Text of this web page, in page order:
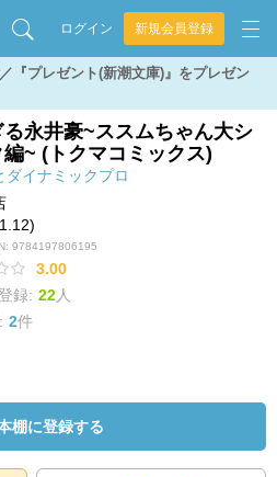
ログイン 新規会員登録
『プレゼント(新潮文庫)』をプレゼン
永井豪~ススムちゃん大シ
編~ (トクマコミックス)
ダイナミックプロ
9784197806195
3.00
録: 22人
2件
棚に登録する